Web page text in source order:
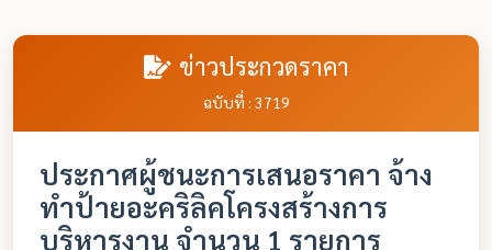
ข่าวประกวดราคา
ฉบับที่ : 3719
ประกาศผู้ชนะการเสนอราคา จ้าง
ทำป้ายอะคริลิคโครงสร้างการ
บริหารงาน จำนวน 1 รายการ